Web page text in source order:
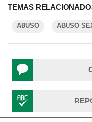
TEMAS
ABUSO ABUSO